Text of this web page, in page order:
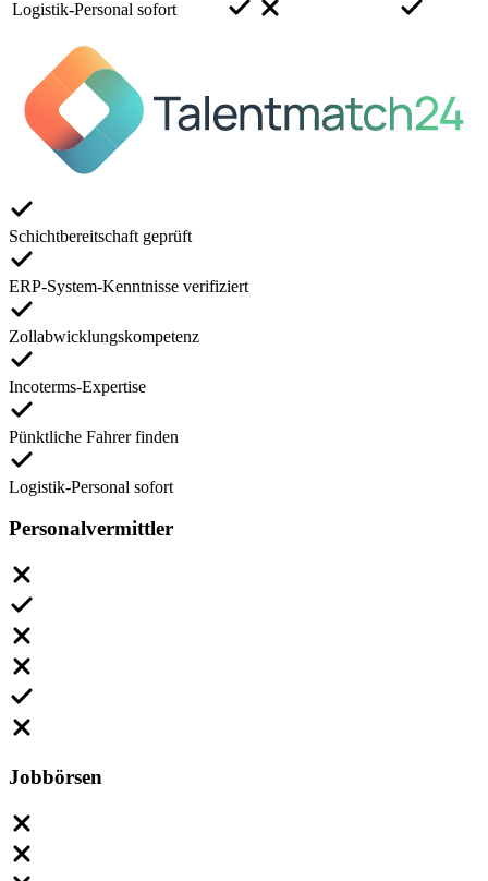
Logistik-Personal sofort
Schichtbereitschaft geprüft
ERP-System-Kenntnisse verifiziert
Zollabwicklungskompetenz
Incoterms-Expertise
Pünktliche Fahrer finden
Logistik-Personal sofort
Personalvermittler
Jobbörsen